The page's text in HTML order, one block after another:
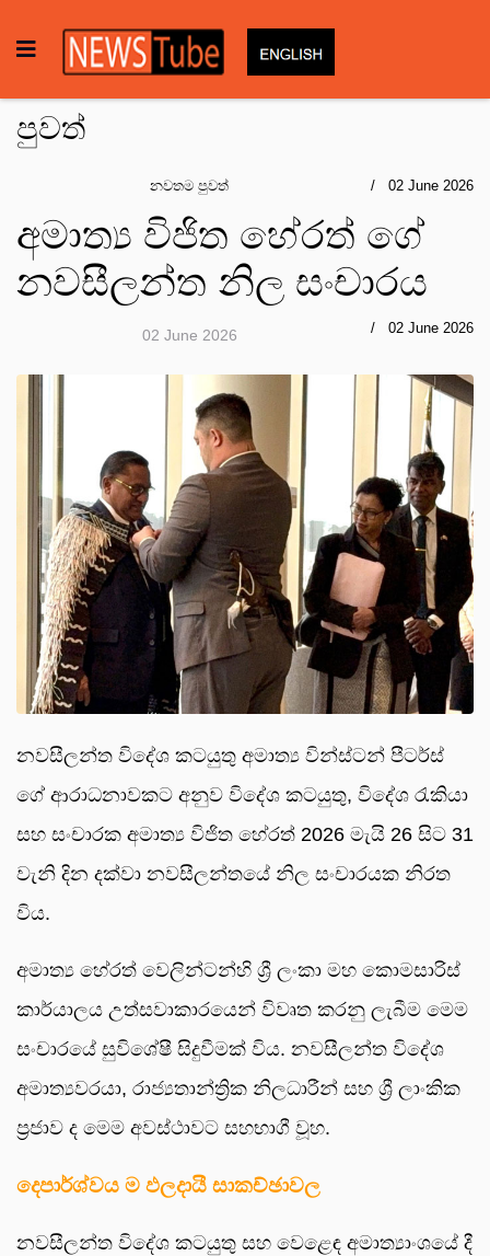
පුවත්
නවතම පුවත් 02 June 2026
අමාත්‍ය විජිත හේරත් ගේ
නවසීලන්ත නිල සංචාරය
02 June 2026 02 June 2026
නවසීලන්ත විදේශ කටයුතු අමාත්‍ය වින්ස්ටන් පීටර්ස්
ගේ ආරාධනාවකට අනුව විදේශ කටයුතු, විදේශ රැකියා
සහ සංචාරක අමාත්‍ය විජිත හේරත් 2026 මැයි 26 සිට 31
වැනි දින දක්වා නවසීලන්තයේ නිල සංචාරයක නිරත
විය.
අමාත්‍ය හේරත් වෙලින්ටන්හි ශ්‍රී ලංකා මහ කොමසාරිස්
කාර්යාලය උත්සවාකාරයෙන් විවෘත කරනු ලැබීම මෙම
සංචාරයේ සුවිශේෂී සිදුවීමක් විය. නවසීලන්ත විදේශ
අමාත්‍යවරයා, රාජ්‍යතාන්ත්‍රික නිලධාරීන් සහ ශ්‍රී ලාංකික
ප්‍රජාව ද මෙම අවස්ථාවට සහභාගී වූහ.
දෙපාර්ශ්වය ම ඵලදායී සාකච්ඡාවල
නවසීලන්ත විදේශ කටයුතු සහ වෙළෙඳ අමාත්‍යාංශයේ දී